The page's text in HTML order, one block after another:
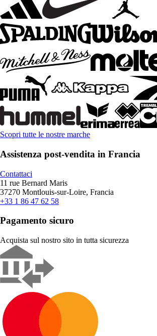
Scopri tutte le nostre marche
Assistenza post-vendita in Francia
Contattaci
11 rue Bernard Maris
37270 Montlouis-sur-Loire, Francia
+33 1 86 47 62 58
Pagamento sicuro
Acquista sul nostro sito in tutta sicurezza